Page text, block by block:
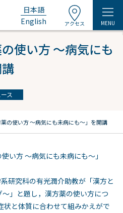
日本語
English
アクセス MENU
使い方 ～病気にも
ス
の使い方 ～病気にも未病にも～」を開講
い方 ～病気にも未病にも～」
研究科の有光潤介助教が「漢方と
～」と題し，漢方薬の使い方につ
状と体質に合わせて組みかえがで